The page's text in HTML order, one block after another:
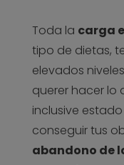
Toda la carga
tipo de dietas,
elevados
querer hacer lo
inclusive
conseguir tus
abandono de